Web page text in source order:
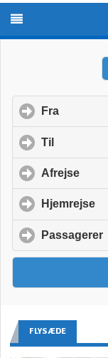
FLYSÆDE